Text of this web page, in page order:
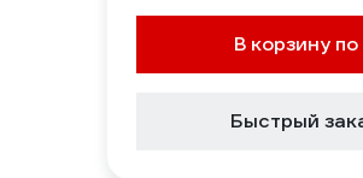
В корзину по
Быстрый